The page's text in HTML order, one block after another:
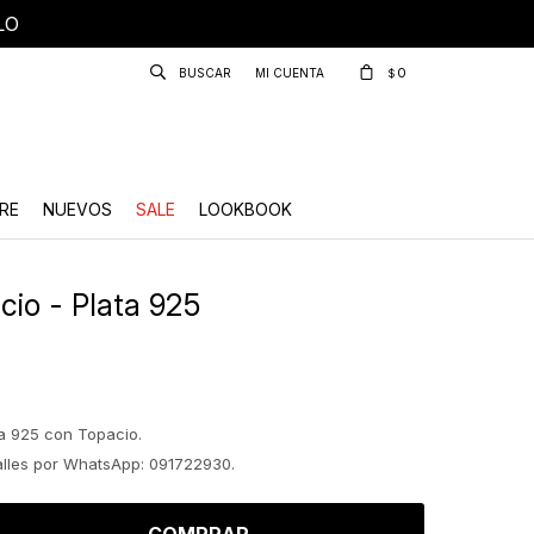
NUEVOS SALE LOOKBOOK
$ 0
- Plata 925
925 con Topacio.
por WhatsApp: 091722930.